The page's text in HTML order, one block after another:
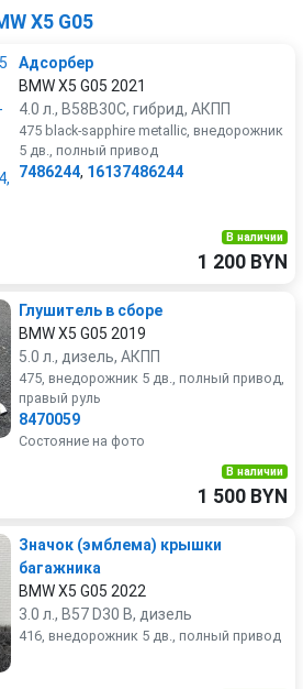
X5 G05
Адсорбер
BMW X5 G05 2021
4.0 л., B58B30C, гибрид, АКПП
475 black-sapphire metallic, внедорожник
5 дв., полный привод
7486244, 16137486244
В наличии
1 200 BYN
Глушитель в сборе
BMW X5 G05 2019
5.0 л., дизель, АКПП
475, внедорожник 5 дв., полный привод,
правый руль
8470059
Состояние на фото
В наличии
1 500 BYN
Значок (эмблема) крышки
багажника
BMW X5 G05 2022
3.0 л., B57 D30 B, дизель
416, внедорожник 5 дв., полный привод